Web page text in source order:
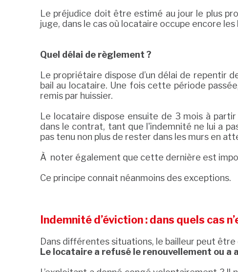
Le préjudice doit être estimé au jour le plus
juge, dans le cas où locataire occupe encore les
Quel délai de règlement ?
Le propriétaire dispose d’un délai de repentir
bail au locataire. Une fois cette période
remis par huissier.
Le locataire dispose ensuite de 3 mois à
dans le contrat, tant que l'indemnité ne lui a
pas tenu non plus de rester dans les murs en
À noter également que cette dernière est
Ce principe connait néanmoins des exceptions.
Indemnité d’éviction : dans quels cas
Dans différentes situations, le bailleur peut
Le locataire a refusé le renouvellement ou a